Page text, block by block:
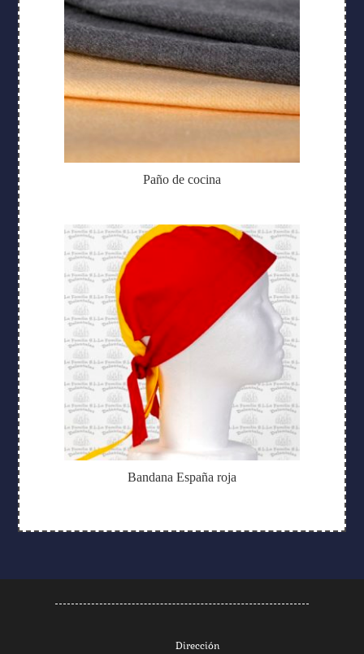
Paño de cocina
Bandana España roja
Dirección